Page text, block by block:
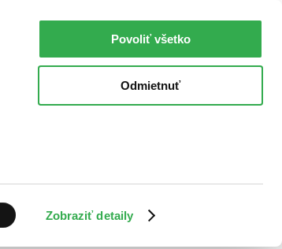
Zobraziť detaily
Povoliť všetko
Odmietnuť